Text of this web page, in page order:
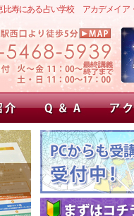
比寿にある占い学校 アカデメイア